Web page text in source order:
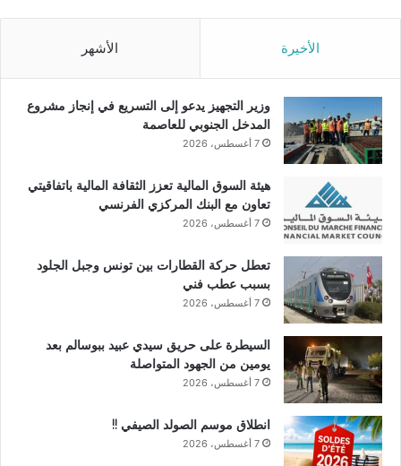
الأخيرة الأشهر
وزير التجهيز يدعو إلى التسريع في إنجاز مشروع
المدخل الجنوبي للعاصمة
7 أغسطس، 2026
هيئة السوق المالية تعزز الثقافة المالية باتفاقيتي
تعاون مع البنك المركزي الفرنسي
7 أغسطس، 2026
تعطل حركة القطارات بين تونس وجبل الجلود
بسبب عطب فني
7 أغسطس، 2026
السيطرة على حريق سيدي عبيد ببوسالم بعد
يومين من الجهود المتواصلة
7 أغسطس، 2026
انطلاق موسم الصولد الصيفي !!
7 أغسطس، 2026